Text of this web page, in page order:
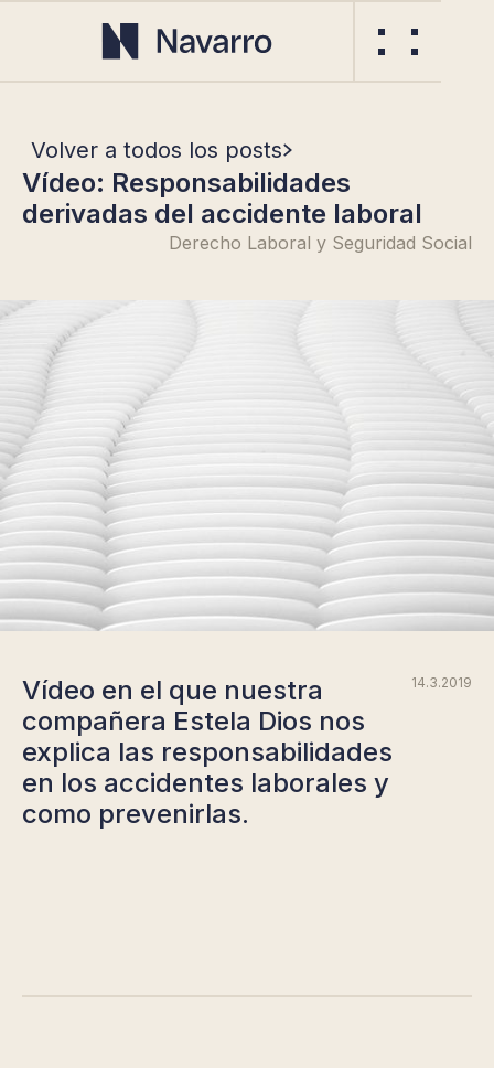
Volver a todos los posts
Vídeo: Responsabilidades
derivadas del accidente laboral
Derecho Laboral y Seguridad Social
Vídeo en el que nuestra
compañera Estela Dios nos
explica las responsabilidades
en los accidentes laborales y
como prevenirlas.
14.3.2019